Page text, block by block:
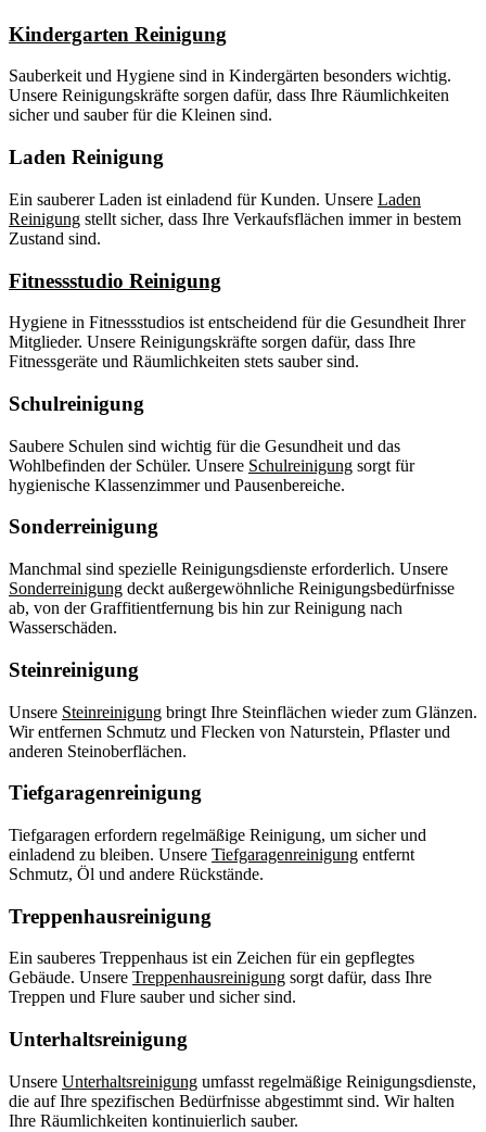
Kindergarten Reinigung
Sauberkeit und Hygiene sind in Kindergärten besonders wichtig.
Unsere Reinigungskräfte sorgen dafür, dass Ihre Räumlichkeiten
sicher und sauber für die Kleinen sind.
Laden Reinigung
Ein sauberer Laden ist einladend für Kunden. Unsere Laden
Reinigung stellt sicher, dass Ihre Verkaufsflächen immer in bestem
Zustand sind.
Fitnessstudio Reinigung
Hygiene in Fitnessstudios ist entscheidend für die Gesundheit Ihrer
Mitglieder. Unsere Reinigungskräfte sorgen dafür, dass Ihre
Fitnessgeräte und Räumlichkeiten stets sauber sind.
Schulreinigung
Saubere Schulen sind wichtig für die Gesundheit und das
Wohlbefinden der Schüler. Unsere Schulreinigung sorgt für
hygienische Klassenzimmer und Pausenbereiche.
Sonderreinigung
Manchmal sind spezielle Reinigungsdienste erforderlich. Unsere
Sonderreinigung deckt außergewöhnliche Reinigungsbedürfnisse
ab, von der Graffitientfernung bis hin zur Reinigung nach
Wasserschäden.
Steinreinigung
Unsere Steinreinigung bringt Ihre Steinflächen wieder zum Glänzen.
Wir entfernen Schmutz und Flecken von Naturstein, Pflaster und
anderen Steinoberflächen.
Tiefgaragenreinigung
Tiefgaragen erfordern regelmäßige Reinigung, um sicher und
einladend zu bleiben. Unsere Tiefgaragenreinigung entfernt
Schmutz, Öl und andere Rückstände.
Treppenhausreinigung
Ein sauberes Treppenhaus ist ein Zeichen für ein gepflegtes
Gebäude. Unsere Treppenhausreinigung sorgt dafür, dass Ihre
Treppen und Flure sauber und sicher sind.
Unterhaltsreinigung
Unsere Unterhaltsreinigung umfasst regelmäßige Reinigungsdienste,
die auf Ihre spezifischen Bedürfnisse abgestimmt sind. Wir halten
Ihre Räumlichkeiten kontinuierlich sauber.